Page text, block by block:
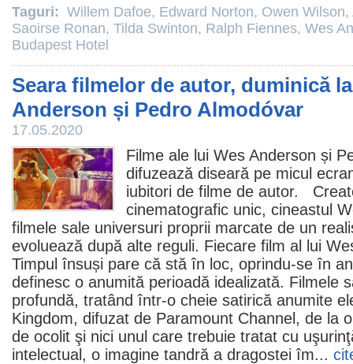
Taguri: Willem Dafoe, Edward Norton, Owen Wilson,
Saoirse Ronan, Tilda Swinton, Ralph Fiennes, Wes
Budapest Hotel
Seara filmelor de autor, duminică
Anderson și Pedro Almodóvar
17.05.2020
Filme ale lui Wes Anderson și
difuzează diseară pe micul
iubitori de filme de autor.
cinematografic unic, cineastul
filmele sale universuri proprii marcate de un
evoluează după alte reguli. Fiecare film al lui
Timpul însuși pare că stă în loc, oprindu-se în
definesc o anumită perioadă idealizată. Filmele
profundă, tratând într-o cheie satirică anumite
Kingdom, difuzat de Paramount Channel, de la
de ocolit şi nici unul care trebuie tratat cu
intelectual, o imagine tandră a dragostei îm...